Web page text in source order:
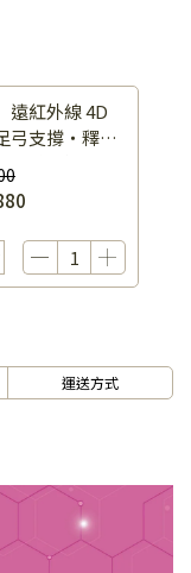
遠紅外線 4D
弓支撐・釋放
礦晶抑菌防
運送方式